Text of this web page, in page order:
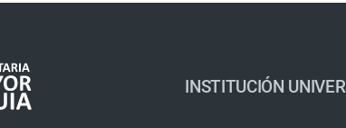
INSTITUCIÓN